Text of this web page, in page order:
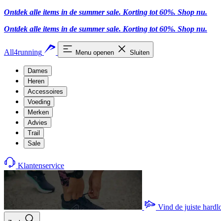
Ontdek alle items in de summer sale. Korting tot 60%. Shop nu.
Ontdek alle items in de summer sale. Korting tot 60%. Shop nu.
All4running Menu openen Sluiten
Dames
Heren
Accessoires
Voeding
Merken
Advies
Trail
Sale
Klantenservice
Vind de juiste